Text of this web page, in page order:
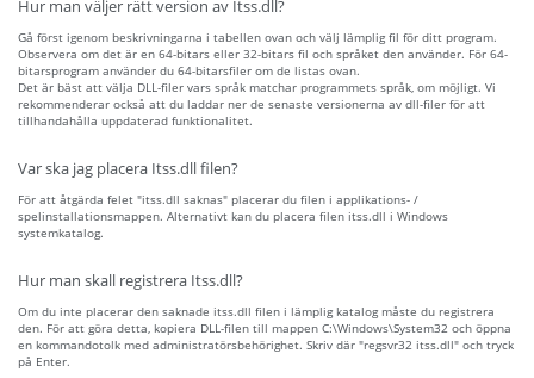
Hur man väljer rätt version av Itss.dll?
Gå först igenom beskrivningarna i tabellen ovan och välj lämplig fil för ditt program.
Observera om det är en 64-bitars eller 32-bitars fil och språket den använder. För 64-
bitarsprogram använder du 64-bitarsfiler om de listas ovan.
Det är bäst att välja DLL-filer vars språk matchar programmets språk, om möjligt. Vi
rekommenderar också att du laddar ner de senaste versionerna av dll-filer för att
tillhandahålla uppdaterad funktionalitet.
Var ska jag placera Itss.dll filen?
För att åtgärda felet "itss.dll saknas" placerar du filen i applikations- /
spelinstallationsmappen. Alternativt kan du placera filen itss.dll i Windows
systemkatalog.
Hur man skall registrera Itss.dll?
Om du inte placerar den saknade itss.dll filen i lämplig katalog måste du registrera
den. För att göra detta, kopiera DLL-filen till mappen C:\Windows\System32 och öppna
en kommandotolk med administratörsbehörighet. Skriv där "regsvr32 itss.dll" och tryck
på Enter.